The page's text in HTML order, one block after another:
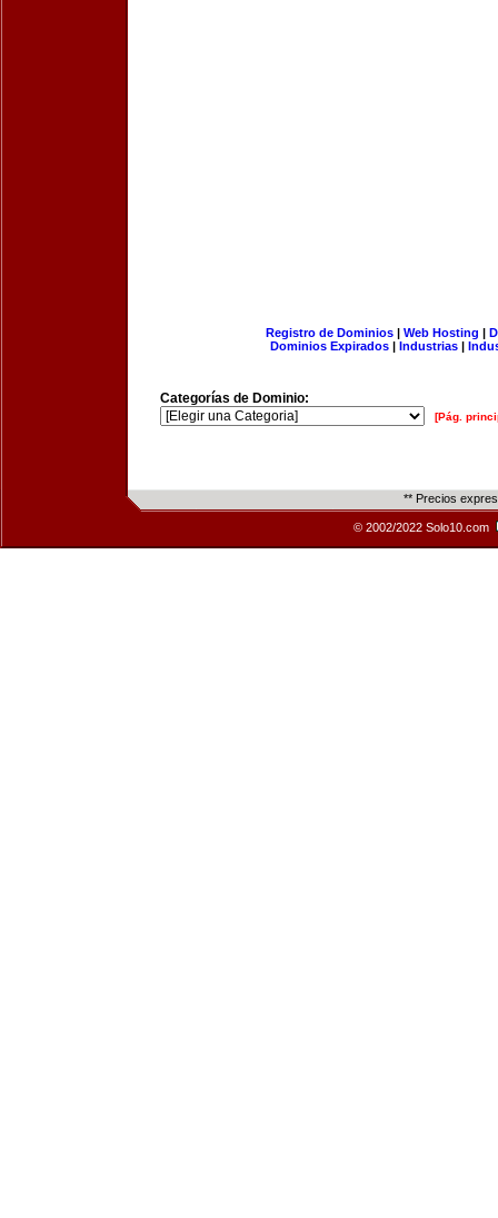
Registro de Dominios| Web Hosting |
Dominios Expirados | Industrias |
Categorías de Dominio:
[Pág.
** Precios
© 2002/2022 Solo10.com